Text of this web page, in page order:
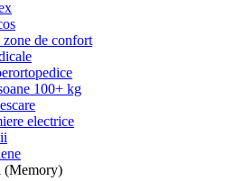
zone de confort
100+ kg
electrice
(Memory)